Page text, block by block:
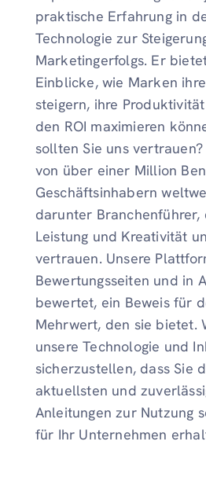
praktische Erfahrung in
Technologie zur
Marketingerfolgs. Er
Einblicke, wie Marken
steigern, ihre
den ROI maximieren
sollten Sie uns
von über einer Million
Geschäftsinhabern
darunter Branchenführer,
Leistung und Kreativität
vertrauen. Unsere
Bewertungsseiten und in
bewertet, ein Beweis für
Mehrwert, den sie bietet.
unsere Technologie und
sicherzustellen, dass Sie
aktuellsten und
Anleitungen zur Nutzung
für Ihr Unternehmen